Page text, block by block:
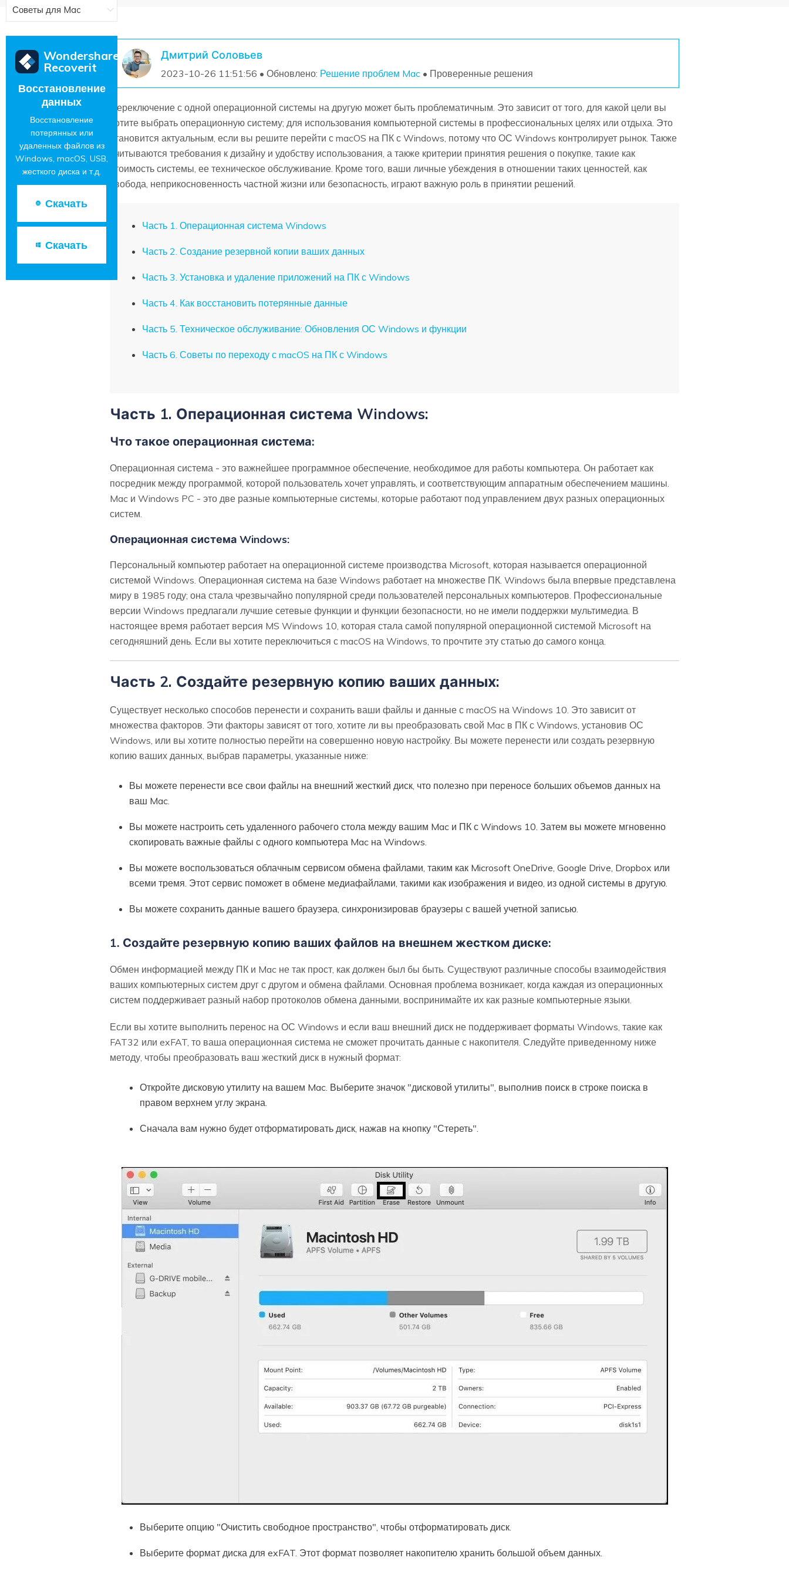
Дмитрий Соловьев
2023-10-26 11:51:56 • Обновлено: Решение проблем Mac • Проверенные решения
Переключение с одной операционной системы на другую может быть проблематичным. Это зависит от того, для какой цели вы
хотите выбрать операционную систему; для использования компьютерной системы в профессиональных целях или отдыха. Это
становится актуальным, если вы решите перейти с macOS на ПК с Windows, потому что ОС Windows контролирует рынок. Также
учитываются требования к дизайну и удобству использования, а также критерии принятия решения о покупке, такие как
стоимость системы, ее техническое обслуживание. Кроме того, ваши личные убеждения в отношении таких ценностей, как
свобода, неприкосновенность частной жизни или безопасность, играют важную роль в принятии решений.
Часть 1. Операционная система Windows
Часть 2. Создание резервной копии ваших данных
Часть 3. Установка и удаление приложений на ПК с Windows
Часть 4. Как восстановить потерянные данные
Часть 5. Техническое обслуживание: Обновления ОС Windows и функции
Часть 6. Советы по переходу с macOS на ПК с Windows
Часть 1. Операционная система Windows:
Что такое операционная система:
Операционная система - это важнейшее программное обеспечение, необходимое для работы компьютера. Он работает как
посредник между программой, которой пользователь хочет управлять, и соответствующим аппаратным обеспечением машины.
Mac и Windows PC - это две разные компьютерные системы, которые работают под управлением двух разных операционных
систем.
Операционная система Windows:
Персональный компьютер работает на операционной системе производства Microsoft, которая называется операционной
системой Windows. Операционная система на базе Windows работает на множестве ПК. Windows была впервые представлена
миру в 1985 году; она стала чрезвычайно популярной среди пользователей персональных компьютеров. Профессиональные
версии Windows предлагали лучшие сетевые функции и функции безопасности, но не имели поддержки мультимедиа. В
настоящее время работает версия MS Windows 10, которая стала самой популярной операционной системой Microsoft на
сегодняшний день. Если вы хотите переключиться с macOS на Windows, то прочтите эту статью до самого конца.
Часть 2. Создайте резервную копию ваших данных:
Существует несколько способов перенести и сохранить ваши файлы и данные с macOS на Windows 10. Это зависит от
множества факторов. Эти факторы зависят от того, хотите ли вы преобразовать свой Mac в ПК с Windows, установив ОС
Windows, или вы хотите полностью перейти на совершенно новую настройку. Вы можете перенести или создать резервную
копию ваших данных, выбрав параметры, указанные ниже:
Вы можете перенести все свои файлы на внешний жесткий диск, что полезно при переносе больших объемов данных на
ваш Mac.
Вы можете настроить сеть удаленного рабочего стола между вашим Mac и ПК с Windows 10. Затем вы можете мгновенно
скопировать важные файлы с одного компьютера Mac на Windows.
Вы можете воспользоваться облачным сервисом обмена файлами, таким как Microsoft OneDrive, Google Drive, Dropbox или
всеми тремя. Этот сервис поможет в обмене медиафайлами, такими как изображения и видео, из одной системы в другую.
Вы можете сохранить данные вашего браузера, синхронизировав браузеры с вашей учетной записью.
1. Создайте резервную копию ваших файлов на внешнем жестком диске:
Обмен информацией между ПК и Mac не так прост, как должен был бы быть. Существуют различные способы взаимодействия
ваших компьютерных систем друг с другом и обмена файлами. Основная проблема возникает, когда каждая из операционных
систем поддерживает разный набор протоколов обмена данными, воспринимайте их как разные компьютерные языки.
Если вы хотите выполнить перенос на ОС Windows и если ваш внешний диск не поддерживает форматы Windows, такие как
FAT32 или exFAT, то ваша операционная система не сможет прочитать данные с накопителя. Следуйте приведенному ниже
методу, чтобы преобразовать ваш жесткий диск в нужный формат:
Откройте дисковую утилиту на вашем Mac. Выберите значок "дисковой утилиты", выполнив поиск в строке поиска в
правом верхнем углу экрана.
Сначала вам нужно будет отформатировать диск, нажав на кнопку "Стереть".
Выберите опцию "Очистить свободное пространство", чтобы отформатировать диск.
Выберите формат диска для exFAT. Этот формат позволяет накопителю хранить большой объем данных.
Советы для Mac
Wondershare
Recoverit
Восстановление
данных
Восстановление
потерянных или
удаленных файлов из
Windows, macOS, USB,
жесткого диска и т.д.
Скачать
Скачать